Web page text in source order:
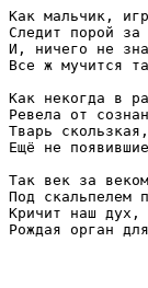
Как мальчик,
Следит порой за
И, ничего не
Все ж мучится
Как некогда в
Ревела от
Тварь
Ещё не
Так век за
Под скальпелем
Кричит наш дух,
Рождая орган